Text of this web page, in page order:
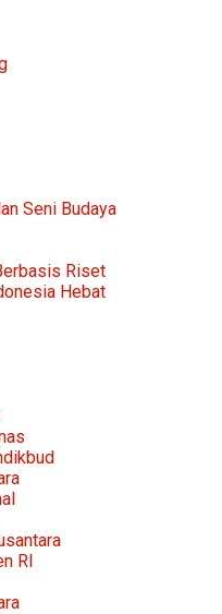
Seni Budaya
Riset
Hebat
RI